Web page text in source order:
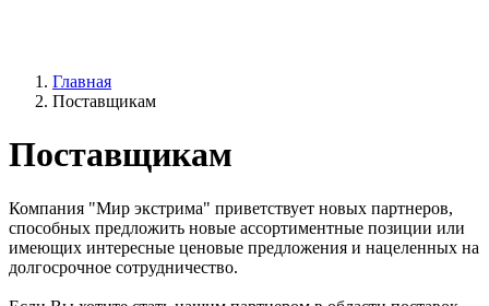
Главная
Поставщикам
Поставщикам
Компания "Мир экстрима" приветствует новых партнеров,
способных предложить новые ассортиментные позиции или
имеющих интересные ценовые предложения и нацеленных на
долгосрочное сотрудничество.